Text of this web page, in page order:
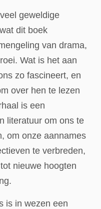
geweldige
dit boek
van drama,
Wat is het aan
zo fascineert, en
over hen te lezen
is een
literatuur om ons te
om onze aannames
te verbreden,
nieuwe hoogten
is in wezen een